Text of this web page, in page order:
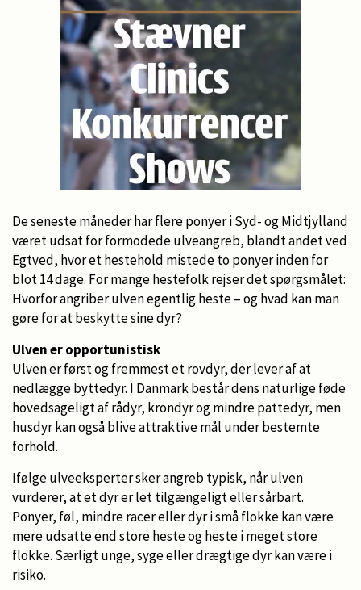
De seneste måneder har flere ponyer i Syd- og Midtjylland
været udsat for formodede ulveangreb, blandt andet ved
Egtved, hvor et hestehold mistede to ponyer inden for
blot 14 dage. For mange hestefolk rejser det spørgsmålet:
Hvorfor angriber ulven egentlig heste – og hvad kan man
gøre for at beskytte sine dyr?
Ulven er opportunistisk
Ulven er først og fremmest et rovdyr, der lever af at
nedlægge byttedyr. I Danmark består dens naturlige føde
hovedsageligt af rådyr, krondyr og mindre pattedyr, men
husdyr kan også blive attraktive mål under bestemte
forhold.
Ifølge ulveeksperter sker angreb typisk, når ulven
vurderer, at et dyr er let tilgængeligt eller sårbart.
Ponyer, føl, mindre racer eller dyr i små flokke kan være
mere udsatte end store heste og heste i meget store
flokke. Særligt unge, syge eller drægtige dyr kan være i
risiko.